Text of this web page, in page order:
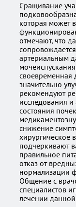
Сращивание
которая может
отмечают, что
артериальным
своевременная
значительно
рекомендуют
исследования
состояния
снижение
хирургическое
подчеркивают
правильное
отказ от
нормализации
Общение с
специалистов
лечении